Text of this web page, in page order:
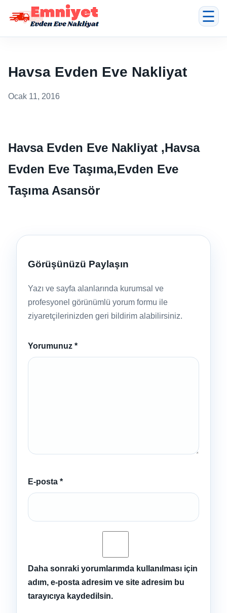
☰
Havsa Evden Eve Nakliyat
Ocak 11, 2016
Havsa Evden Eve Nakliyat ,Havsa
Evden Eve Taşıma,Evden Eve
Taşıma Asansör
Görüşünüzü Paylaşın
Yazı ve sayfa alanlarında kurumsal ve
profesyonel görünümlü yorum formu ile
ziyaretçilerinizden geri bildirim alabilirsiniz.
Yorumunuz *
E-posta *
Daha sonraki yorumlarımda kullanılması için
adım, e-posta adresim ve site adresim bu
tarayıcıya kaydedilsin.